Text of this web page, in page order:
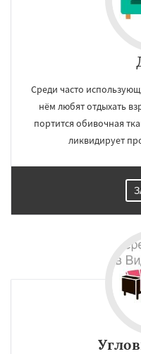
Среди часто
нём любят отдыхать
портится обивочная
ликвидирует